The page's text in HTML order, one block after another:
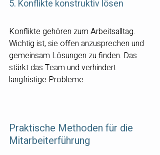
5. Konflikte konstruktiv lösen
Konflikte gehören zum Arbeitsalltag.
Wichtig ist, sie offen anzusprechen und
gemeinsam Lösungen zu finden. Das
stärkt das Team und verhindert
langfristige Probleme.
Praktische Methoden für die
Mitarbeiterführung